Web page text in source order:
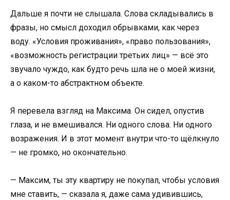
Дальше я почти не слышала. Слова складывались в
фразы, но смысл доходил обрывками, как через
воду. «Условия проживания», «право пользования»,
«возможность регистрации третьих лиц» — всё это
звучало чуждо, как будто речь шла не о моей жизни,
а о каком-то абстрактном объекте.
Я перевела взгляд на Максима. Он сидел, опустив
глаза, и не вмешивался. Ни одного слова. Ни одного
возражения. И в этот момент внутри что-то щёлкнуло
— не громко, но окончательно.
— Максим, ты эту квартиру не покупал, чтобы условия
мне ставить, — сказала я, даже сама удивившись,